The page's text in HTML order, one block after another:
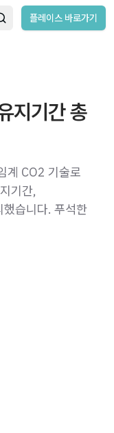
플레이스 바로가기
지기간 총
계 CO2 기술로
기간,
했습니다. 푸석한